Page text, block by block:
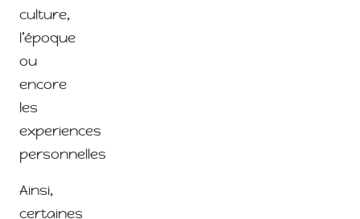
culture,
l’époque
ou
encore
les
experiences
personnelles
Ainsi,
certaines